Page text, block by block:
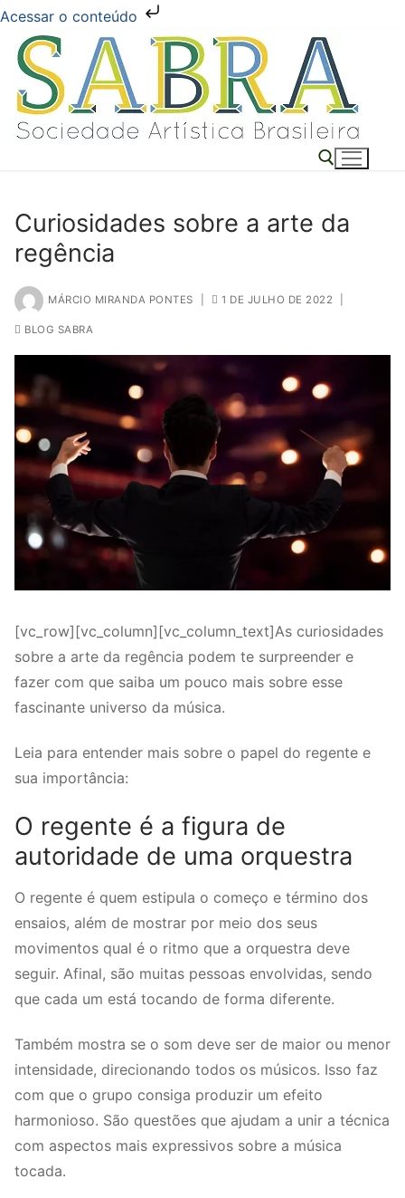
Acessar o conteúdo
Pular
para
conteúdo
Pesquisar por:
Curiosidades sobre a arte da
regência
MÁRCIO MIRANDA PONTES 1 DE JULHO DE 2022
BLOG SABRA
[vc_row][vc_column][vc_column_text]As curiosidades
sobre a arte da regência podem te surpreender e
fazer com que saiba um pouco mais sobre esse
fascinante universo da música.
Leia para entender mais sobre o papel do regente e
sua importância:
O regente é a figura de
autoridade de uma orquestra
O regente é quem estipula o começo e término dos
ensaios, além de mostrar por meio dos seus
movimentos qual é o ritmo que a orquestra deve
seguir. Afinal, são muitas pessoas envolvidas, sendo
que cada um está tocando de forma diferente.
Também mostra se o som deve ser de maior ou menor
intensidade, direcionando todos os músicos. Isso faz
com que o grupo consiga produzir um efeito
harmonioso. São questões que ajudam a unir a técnica
com aspectos mais expressivos sobre a música
tocada.